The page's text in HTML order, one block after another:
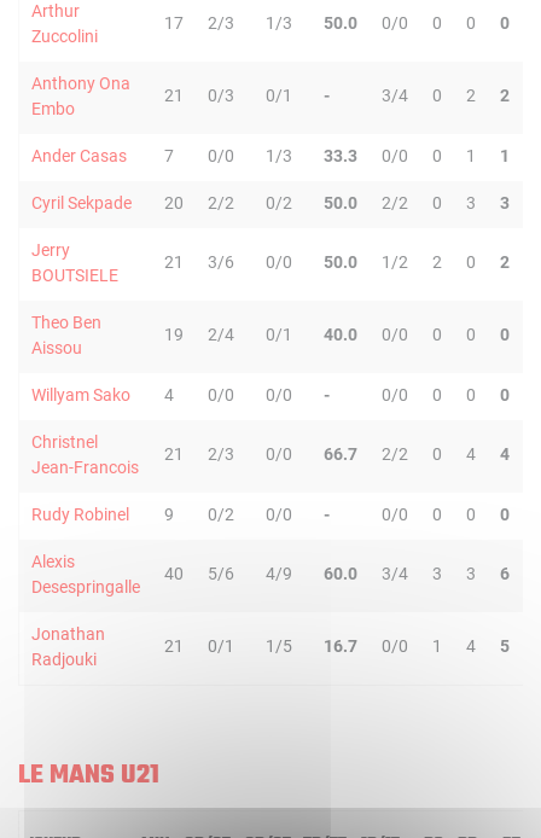
Arthur
Zuccolini
17 2/3 1/3 50.0 0/0 0 0 0
Anthony Ona
Embo
21 0/3 0/1 - 3/4 0 2 2
Ander Casas 7 0/0 1/3 33.3 0/0 0 1 1
Cyril Sekpade 20 2/2 0/2 50.0 2/2 0 3 3
Jerry
BOUTSIELE
21 3/6 0/0 50.0 1/2 2 0 2
Theo Ben
Aissou
19 2/4 0/1 40.0 0/0 0 0 0
Willyam Sako 4 0/0 0/0 - 0/0 0 0 0
Christnel
Jean-Francois
21 2/3 0/0 66.7 2/2 0 4 4
Rudy Robinel 9 0/2 0/0 - 0/0 0 0 0
Alexis
Desespringalle
40 5/6 4/9 60.0 3/4 3 3 6
Jonathan
Radjouki
21 0/1 1/5 16.7 0/0 1 4 5
LE MANS U21